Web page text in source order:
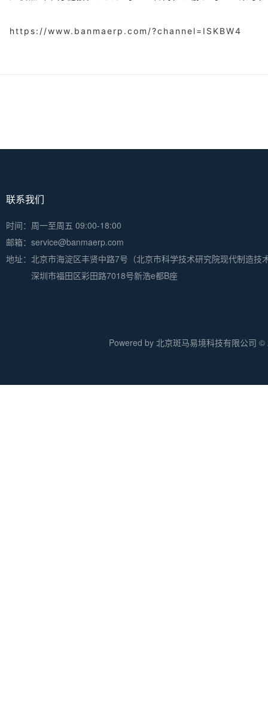
https://www.banmaerp.com/?channel=ISKBW4
联系我们
时间：周一至周五 09:00-18:00
邮箱：service@banmaerp.com
地址： 北京市海淀区丰贤中路7号（北京市科学技术研究院现代制造技
深圳市福田区彩田路7018号新浩e都B座
Powered by 北京斑马易境科技有限公司